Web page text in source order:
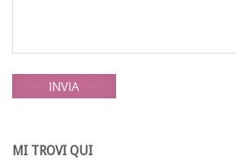
INVIA
MI TROVI QUI